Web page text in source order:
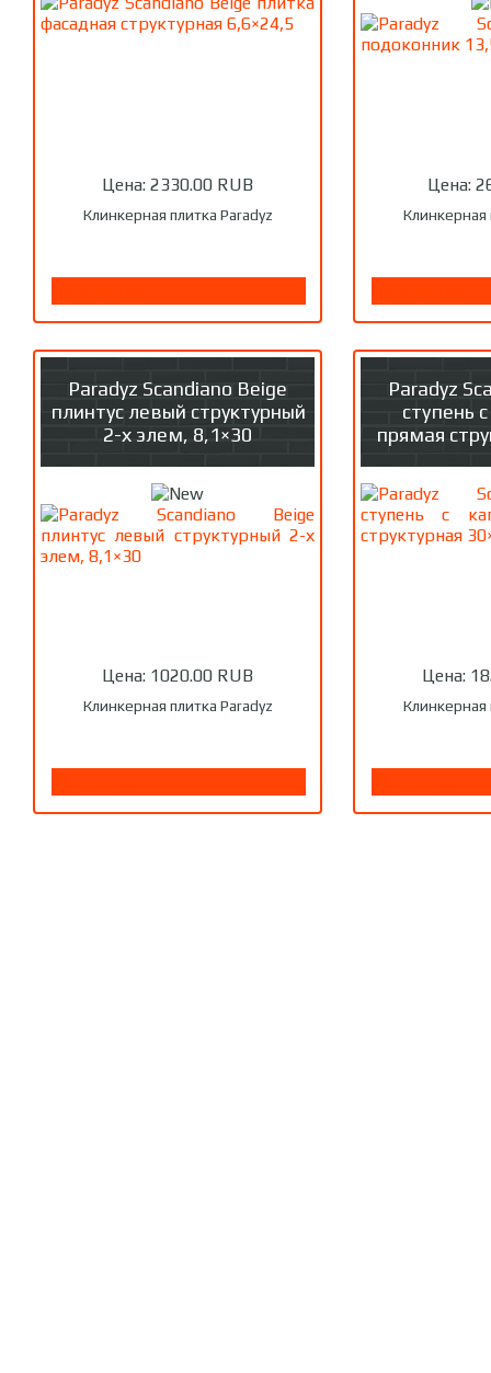
Цена: 2330.00 RUB
Клинкерная плитка Paradyz
Цена:
Клинкерная
Paradyz Scandiano Beige
плинтус левый структурный
2-х элем, 8,1×30
Цена: 1020.00 RUB
Клинкерная плитка Paradyz
Paradyz
ступень
прямая
Цена:
Клинкерная